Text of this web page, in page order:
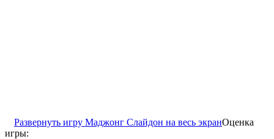
Развернуть игру Маджонг Слайдон на весь экранОценка
игры: